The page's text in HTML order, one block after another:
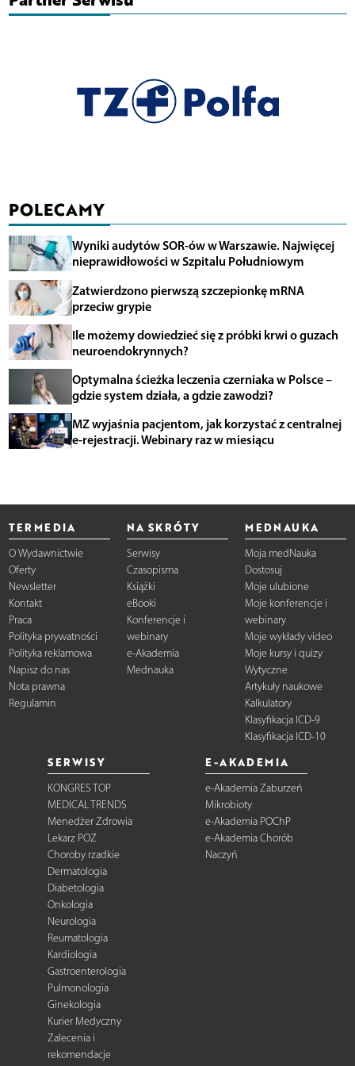
POLECAMY
Wyniki audytów SOR-ów w Warszawie. Najwięcej
nieprawidłowości w Szpitalu Południowym
Zatwierdzono pierwszą szczepionkę mRNA
przeciw grypie
Ile możemy dowiedzieć się z próbki krwi o guzach
neuroendokrynnych?
Optymalna ścieżka leczenia czerniaka w Polsce –
gdzie system działa, a gdzie zawodzi?
MZ wyjaśnia pacjentom, jak korzystać z centralnej
e-rejestracji. Webinary raz w miesiącu
TERMEDIA
O Wydawnictwie
Oferty
Newsletter
Kontakt
Praca
Polityka prywatności
Polityka reklamowa
Napisz do nas
Nota prawna
Regulamin
NA SKRÓTY
Serwisy
Czasopisma
Książki
eBooki
Konferencje i
webinary
e-Akademia
Mednauka
MEDNAUKA
Moja medNauka
Dostosuj
Moje ulubione
Moje konferencje i
webinary
Moje wykłady video
Moje kursy i quizy
Wytyczne
Artykuły naukowe
Kalkulatory
Klasyfikacja ICD-9
Klasyfikacja ICD-10
SERWISY
KONGRES TOP
MEDICAL TRENDS
Menedżer Zdrowia
Lekarz POZ
Choroby rzadkie
Dermatologia
Diabetologia
Onkologia
Neurologia
Reumatologia
Kardiologia
Gastroenterologia
Pulmonologia
Ginekologia
Kurier Medyczny
Zalecenia i
rekomendacje
E-AKADEMIA
e-Akademia Zaburzeń
Mikrobioty
e-Akademia POChP
e-Akademia Chorób
Naczyń